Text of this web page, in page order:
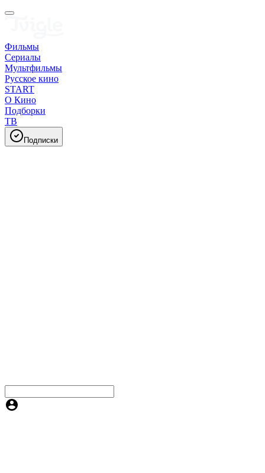
Фильмы
Сериалы
Мультфильмы
Русское кино
START
О Кино
Подборки
ТВ
Подписки